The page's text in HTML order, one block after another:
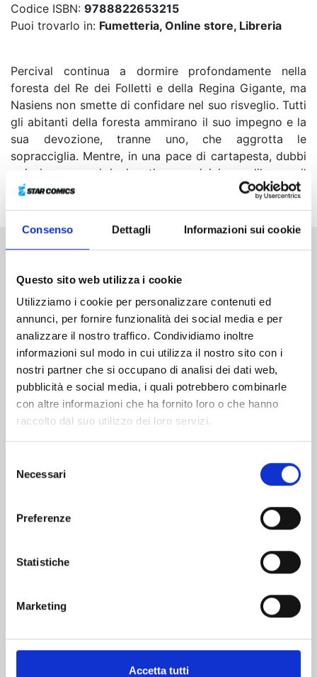
Consenso Dettagli Informazioni sui cookie
Questo sito web utilizza i cookie
Utilizziamo i cookie per personalizzare contenuti ed
annunci, per fornire funzionalità dei social media e per
analizzare il nostro traffico. Condividiamo inoltre
informazioni sul modo in cui utilizza il nostro sito con i
nostri partner che si occupano di analisi dei dati web,
pubblicità e social media, i quali potrebbero combinarle
con altre informazioni che ha fornito loro o che hanno
raccolto dal suo utilizzo dei loro servizi.
delNecessari
Preferenze
Statistiche
Marketing
Accetta tutti
Codice ISBN: 9788822653215
Puoi trovarlo in: Fumetteria, Online store, Libreria
Percival continua a dormire profondamente nella
foresta del Re dei Folletti e della Regina Gigante, ma
Nasiens non smette di confidare nel suo risveglio. Tutti
gli abitanti della foresta ammirano il suo impegno e la
sua devozione, tranne uno, che aggrotta le
sopracciglia. Mentre, in una pace di cartapesta, dubbi
e insicurezze si ingigantiscono, inizia a dilagare il
sentore di un’immane tragedia...
Altri volumi della serie
FOUR KNIGHTS OF THE APOCALYPSE n. 23